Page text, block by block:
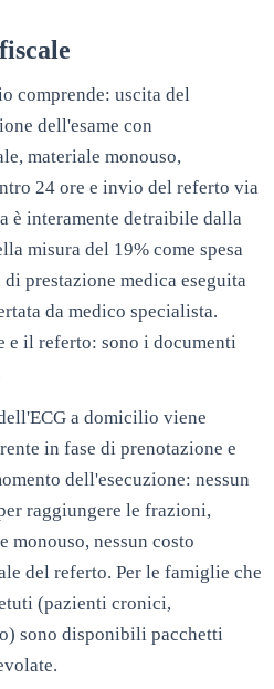
comprende: uscita del
dell'esame con
materiale monouso,
24 ore e invio del referto via
è interamente detraibile dalla
misura del 19% come spesa
prestazione medica eseguita
da medico specialista.
e il referto: sono i documenti
a domicilio viene
in fase di prenotazione e
dell'esecuzione: nessun
raggiungere le frazioni,
monouso, nessun costo
del referto. Per le famiglie che
(pazienti cronici,
sono disponibili pacchetti